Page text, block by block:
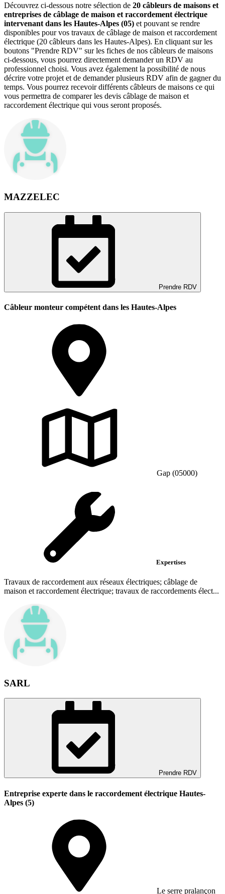
Découvrez ci-dessous notre sélection de 20 câbleurs de maisons et
entreprises de câblage de maison et raccordement électrique
intervenant dans les Hautes-Alpes (05) et pouvant se rendre
disponibles pour vos travaux de câblage de maison et raccordement
électrique (20 câbleurs dans les Hautes-Alpes). En cliquant sur les
boutons "Prendre RDV" sur les fiches de nos câbleurs de maisons
ci-dessous, vous pourrez directement demander un RDV au
professionnel choisi. Vous avez également la possibilité de nous
décrire votre projet et de demander plusieurs RDV afin de gagner du
temps. Vous pourrez recevoir différents câbleurs de maisons ce qui
vous permettra de comparer les devis câblage de maison et
raccordement électrique qui vous seront proposés.
MAZZELEC
Prendre RDV
Câbleur monteur compétent dans les Hautes-Alpes
Gap (05000)
Expertises
Travaux de raccordement aux réseaux électriques; câblage de
maison et raccordement électrique; travaux de raccordements élect...
SARL
Prendre RDV
Entreprise experte dans le raccordement électrique Hautes-
Alpes (5)
Le serre pralançon